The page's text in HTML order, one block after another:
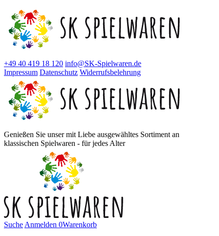
+49 40 419 18 120 info@SK-Spielwaren.de
Impressum Datenschutz Widerrufsbelehrung
Genießen Sie unser mit Liebe ausgewähltes Sortiment an
klassischen Spielwaren - für jedes Alter
Suche Anmelden 0Warenkorb